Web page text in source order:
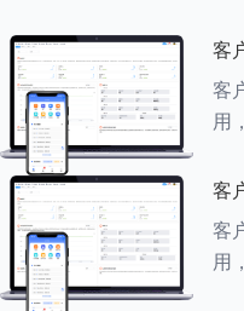
客
用
客
用
作
面
育
客
员
客
用